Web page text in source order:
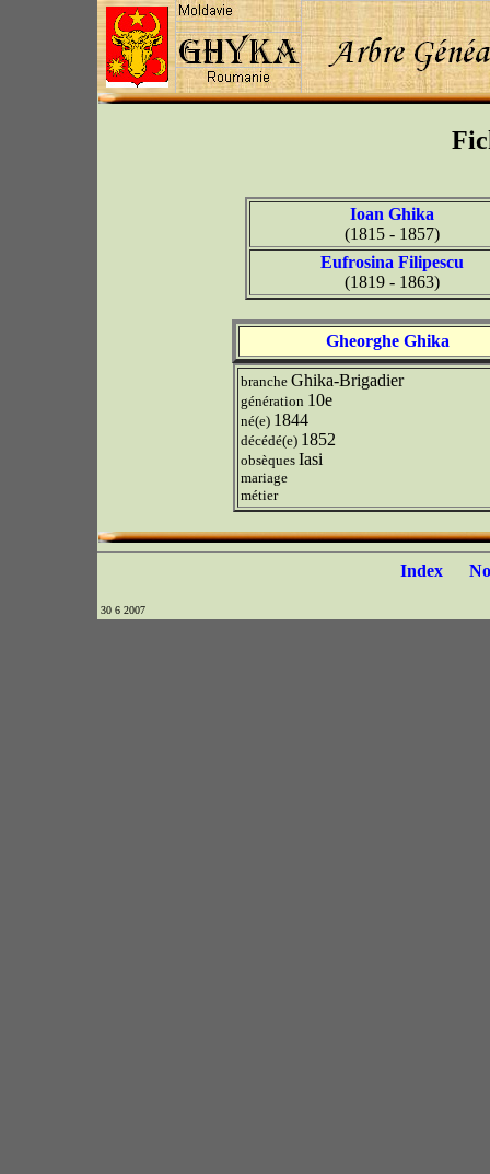
Ioan Ghika
(1815 - 1857)
Eufrosina Filipescu
(1819 - 1863)
Gheorghe Ghika
branche Ghika-Brigadier
génération 10e
né(e) 1844
décédé(e) 1852
obsèques Iasi
mariage
métier
Index
30 6 2007